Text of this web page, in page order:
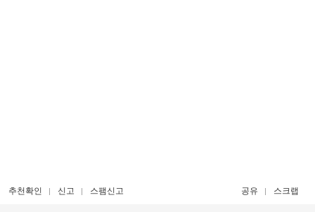
추천확인 신고 스팸신고 공유 스크랩